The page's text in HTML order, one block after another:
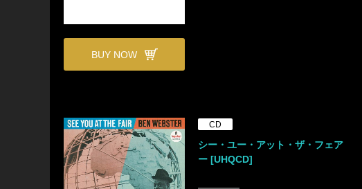
BUY NOW
CD
シー・ユー・アット・ザ・フェア
ー [UHQCD]